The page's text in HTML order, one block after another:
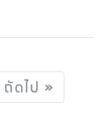
ถัดไป »